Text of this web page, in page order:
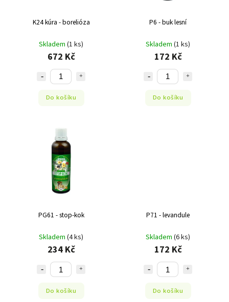
K24 kúra - borelióza
Skladem (1 ks)
672 Kč
Do košíku
P6 - buk lesní
Skladem (1 ks)
172 Kč
Do košíku
PG61 - stop-kok
Skladem (4 ks)
234 Kč
Do košíku
P71 - levandule
Skladem (6 ks)
172 Kč
Do košíku